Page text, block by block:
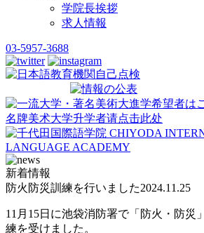
学院長挨拶
求人情報
03-5957-3688
新着情報
防火防災訓練を行いました2024.11.25
11月15日に池袋消防署で「防火・防災
練を受けました。